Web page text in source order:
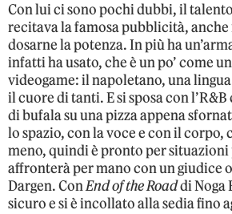
Con lui ci sono pochi dubbi, il talento
recitava la famosa pubblicità,
dosarne la potenza. In più ha
infatti ha usato, che è un po’ come
videogame: il napoletano, una
il cuore di tanti. E si sposa con
di bufala su una pizza appena
lo spazio, con la voce e con il corpo,
meno, quindi è pronto per situazioni
affronterà per mano con un giudice
Dargen. ConEnd of the Roaddi Noga
sicuro e si è incollato alla sedia fino